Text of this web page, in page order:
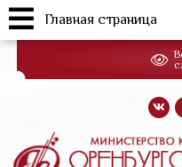
Перейти
основному
Главная страница